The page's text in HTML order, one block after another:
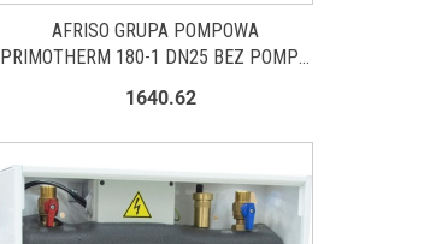
AFRISO GRUPA POMPOWA
PRIMOTHERM 180-1 DN25 BEZ POMPY
1640.62